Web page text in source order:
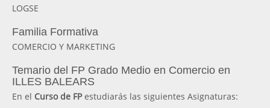
LOGSE
Familia Formativa
COMERCIO Y MARKETING
Temario del FP Grado Medio en Comercio en
ILLES BALEARS
En el Curso de FPestudiarás las siguientes Asignaturas: